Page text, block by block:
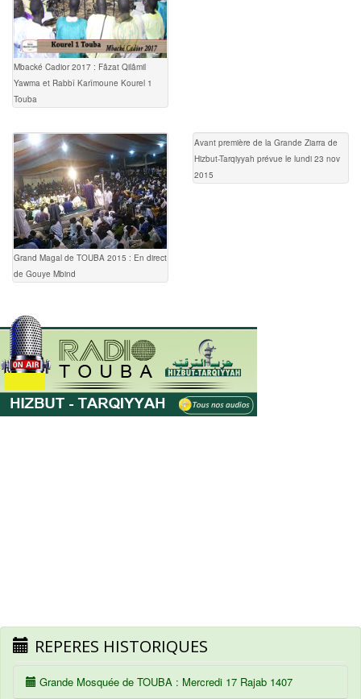
Mbacké Cadior 2017 : Fâzat Qilâmil
Yawma et Rabbî Karîmoune Kourel 1
Touba
Grand Magal de TOUBA 2015 : En direct
de Gouye Mbind
Avant première de la Grande Ziarra de
Hizbut-Tarqiyyah prévue le lundi 23 nov
2015
REPERES HISTORIQUES
Grande Mosquée de TOUBA : Mercredi 17 Rajab 1407